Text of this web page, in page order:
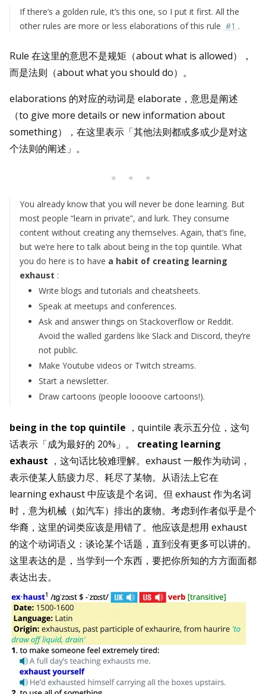
If there’s a golden rule, it’s this one, so I put it first. All the
other rules are more or less elaborations of this rule #1 .
Rule 在这里的意思不是规矩（about what is allowed），
而是法则（about what you should do）。
elaborations 的对应的动词是 elaborate，意思是阐述
（to give more details or new information about
something），在这里表示「其他法则都或多或少是对这
个法则的阐述」。
* * *
You already know that you will never be done learning. But
most people “learn in private”, and lurk. They consume
content without creating any themselves. Again, that’s fine,
but we’re here to talk about being in the top quintile. What
you do here is to have a habit of creating learning
exhaust :
Write blogs and tutorials and cheatsheets.
Speak at meetups and conferences.
Ask and answer things on Stackoverflow or Reddit.
Avoid the walled gardens like Slack and Discord, they’re
not public.
Make Youtube videos or Twitch streams.
Start a newsletter.
Draw cartoons (people loooove cartoons!).
being in the top quintile ，quintile 表示五分位，这句
话表示「成为最好的 20%」。
creating learning
exhaust ，这句话比较难理解。exhaust 一般作为动词，
表示使某人筋疲力尽、耗尽了某物。从语法上它在
learning exhaust 中应该是个名词。但 exhaust 作为名词
时，意为机械（如汽车）排出的废物。考虑到作者似乎是个
华裔，这里的词类应该是用错了。他应该是想用 exhaust
的这个动词语义：谈论某个话题，直到没有更多可以讲的。
这里表达的是，当学到一个东西，要把你所知的方方面面都
表达出去。